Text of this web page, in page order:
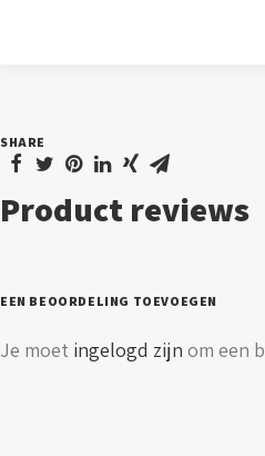
SHARE
Product reviews
EEN BEOORDELING TOEVOEGEN
Je moet ingelogd zijn om een